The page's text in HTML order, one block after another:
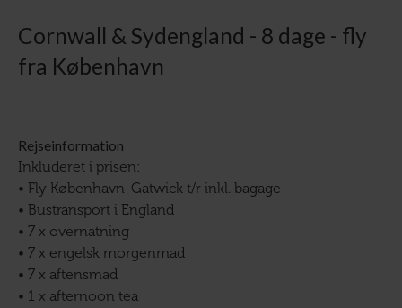
Cornwall & Sydengland - 8 dage - fly
fra København
Rejseinformation
Inkluderet i prisen:
• Fly København-Gatwick t/r inkl. bagage
• Bustransport i England
• 7 x overnatning
• 7 x engelsk morgenmad
• 7 x aftensmad
• 1 x afternoon tea